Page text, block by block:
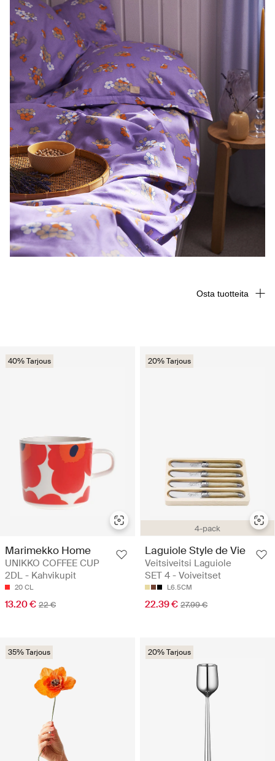
40% Tarjous
Marimekko Home
UNIKKO COFFEE CUP
2DL - Kahvikupit
20 CL
13.20 € 22 €
4-pack
20% Tarjous
Laguiole Style de Vie
Veitsiveitsi Laguiole
SET 4 - Voiveitset
L6.5CM
22.39 € 27.99 €
35% Tarjous 20% Tarjous
Osta tuotteita